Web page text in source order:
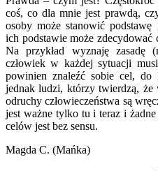
coś, co dla mnie jest prawdą,
osoby może stanowić podstawę
ich podstawie może zdecydować
Na przykład wyznaję zasadę
człowiek w każdej sytuacji
powinien znaleźć sobie cel, do
jednak ludzi, którzy twierdzą, że
odruchy człowieczeństwa są
jest ważne tylko tu i teraz i
celów jest bez sensu.
Magda C. (Mańka)